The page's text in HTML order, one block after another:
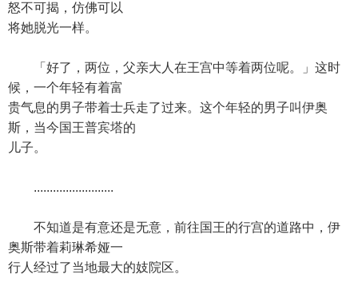
怒不可揭，仿佛可以
将她脱光一样。
「好了，两位，父亲大人在王宫中等着两位呢。」这时
候，一个年轻有着富
贵气息的男子带着士兵走了过来。这个年轻的男子叫伊奥
斯，当今国王普宾塔的
儿子。
.........................
不知道是有意还是无意，前往国王的行宫的道路中，伊
奥斯带着莉琳希娅一
行人经过了当地最大的妓院区。